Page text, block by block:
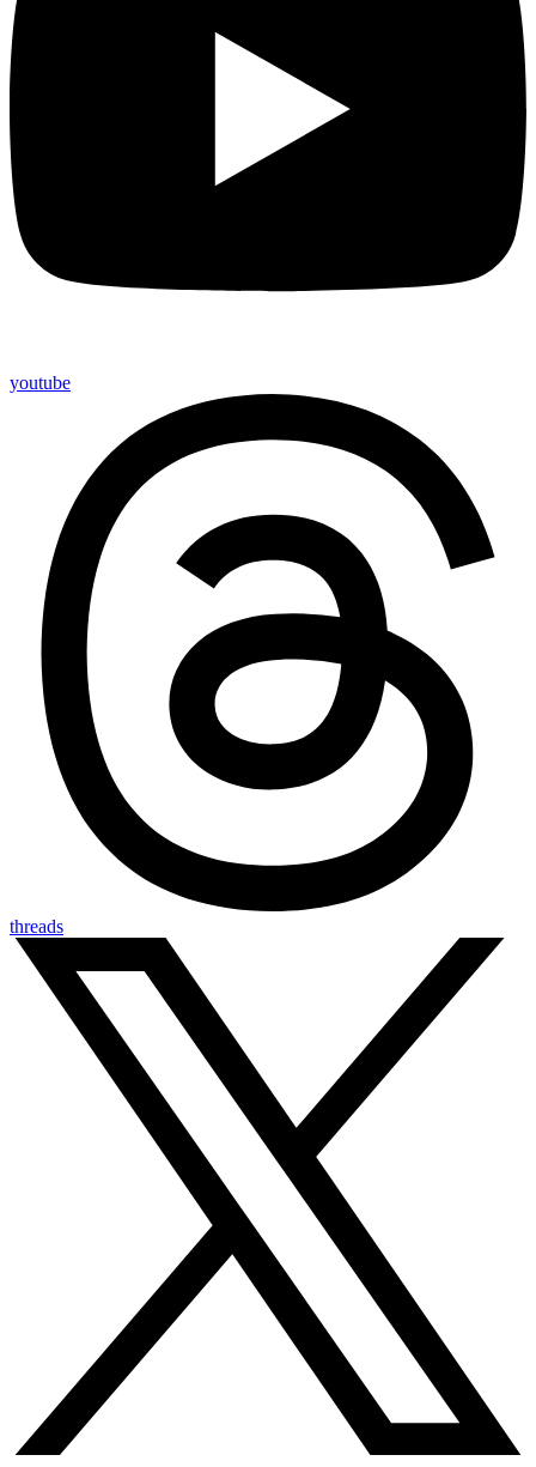
youtube
threads